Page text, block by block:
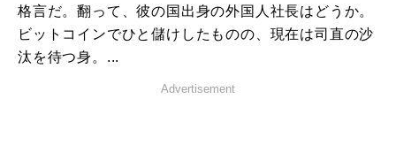
格言だ。翻って、彼の国出身の外国人社長はどうか。
ビットコインでひと儲けしたものの、現在は司直の沙
汰を待つ身。...
Advertisement